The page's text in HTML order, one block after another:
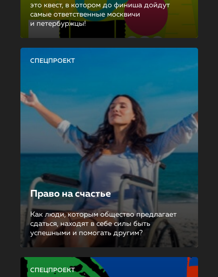
это квест, в котором до финиша дойдут
самые ответственные москвичи
и петербуржцы!
СПЕЦПРОЕКТ
Право на счастье
Как люди, которым общество предлагает
сдаться, находят в себе силы быть
успешными и помогать другим?
СПЕЦПРОЕКТ